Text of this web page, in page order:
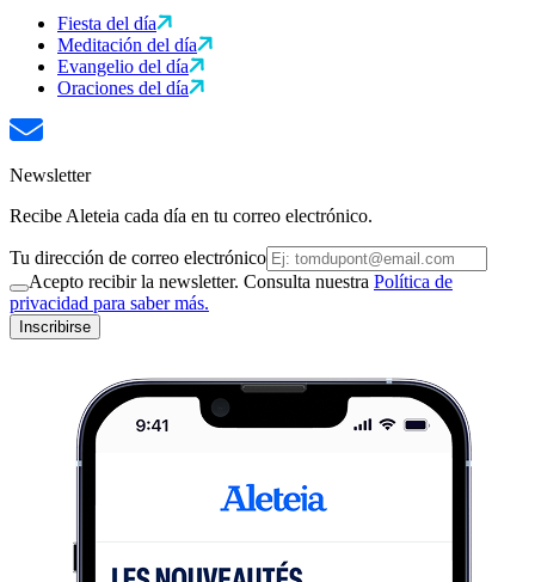
Fiesta del día
Meditación del día
Evangelio del día
Oraciones del día
Newsletter
Recibe Aleteia cada día en tu correo electrónico.
Tu dirección de correo electrónico
Acepto recibir la newsletter. Consulta nuestra Política de
privacidad para saber más.
Inscribirse